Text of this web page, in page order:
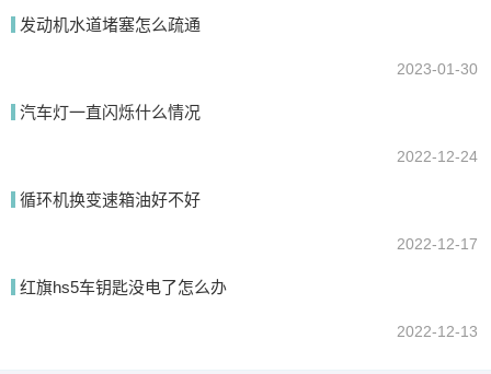
发动机水道堵塞怎么疏通
2023-01-30
汽车灯一直闪烁什么情况
2022-12-24
循环机换变速箱油好不好
2022-12-17
红旗hs5车钥匙没电了怎么办
2022-12-13